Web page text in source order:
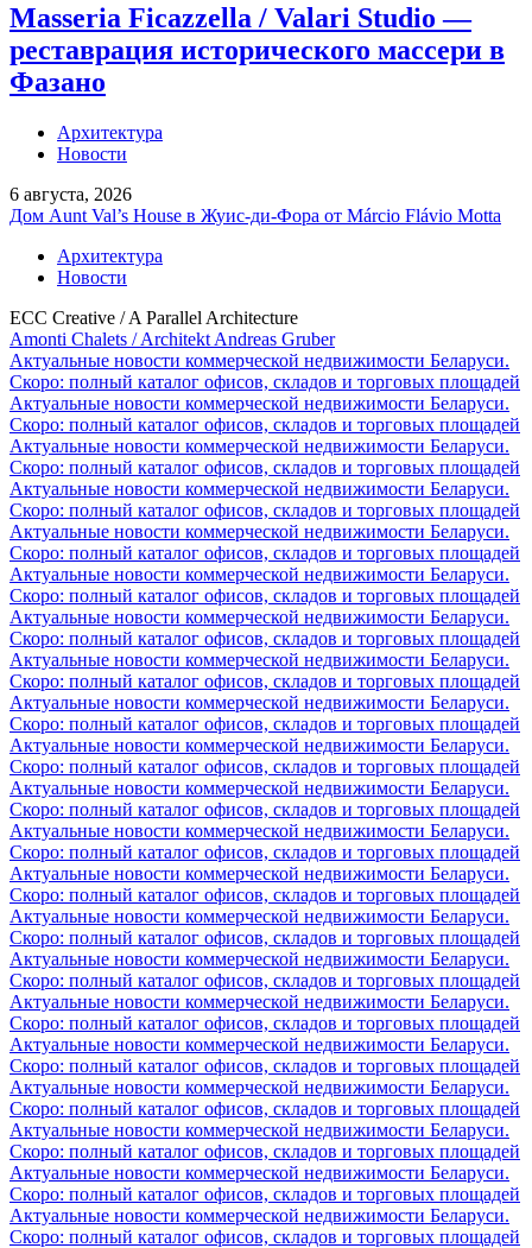
Masseria Ficazzella / Valari Studio —
реставрация исторического массери в
Фазано
Архитектура
Новости
6 августа, 2026
Дом Aunt Val’s House в Жуис-ди-Фора от Márcio Flávio Motta
Архитектура
Новости
ECC Creative / A Parallel Architecture
Amonti Chalets / Architekt Andreas Gruber
Актуальные новости коммерческой недвижимости Беларуси.
Скоро: полный каталог офисов, складов и торговых площадей
Актуальные новости коммерческой недвижимости Беларуси.
Скоро: полный каталог офисов, складов и торговых площадей
Актуальные новости коммерческой недвижимости Беларуси.
Скоро: полный каталог офисов, складов и торговых площадей
Актуальные новости коммерческой недвижимости Беларуси.
Скоро: полный каталог офисов, складов и торговых площадей
Актуальные новости коммерческой недвижимости Беларуси.
Скоро: полный каталог офисов, складов и торговых площадей
Актуальные новости коммерческой недвижимости Беларуси.
Скоро: полный каталог офисов, складов и торговых площадей
Актуальные новости коммерческой недвижимости Беларуси.
Скоро: полный каталог офисов, складов и торговых площадей
Актуальные новости коммерческой недвижимости Беларуси.
Скоро: полный каталог офисов, складов и торговых площадей
Актуальные новости коммерческой недвижимости Беларуси.
Скоро: полный каталог офисов, складов и торговых площадей
Актуальные новости коммерческой недвижимости Беларуси.
Скоро: полный каталог офисов, складов и торговых площадей
Актуальные новости коммерческой недвижимости Беларуси.
Скоро: полный каталог офисов, складов и торговых площадей
Актуальные новости коммерческой недвижимости Беларуси.
Скоро: полный каталог офисов, складов и торговых площадей
Актуальные новости коммерческой недвижимости Беларуси.
Скоро: полный каталог офисов, складов и торговых площадей
Актуальные новости коммерческой недвижимости Беларуси.
Скоро: полный каталог офисов, складов и торговых площадей
Актуальные новости коммерческой недвижимости Беларуси.
Скоро: полный каталог офисов, складов и торговых площадей
Актуальные новости коммерческой недвижимости Беларуси.
Скоро: полный каталог офисов, складов и торговых площадей
Актуальные новости коммерческой недвижимости Беларуси.
Скоро: полный каталог офисов, складов и торговых площадей
Актуальные новости коммерческой недвижимости Беларуси.
Скоро: полный каталог офисов, складов и торговых площадей
Актуальные новости коммерческой недвижимости Беларуси.
Скоро: полный каталог офисов, складов и торговых площадей
Актуальные новости коммерческой недвижимости Беларуси.
Скоро: полный каталог офисов, складов и торговых площадей
Актуальные новости коммерческой недвижимости Беларуси.
Скоро: полный каталог офисов, складов и торговых площадей